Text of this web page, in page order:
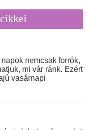
nemcsak forrók,
mi vár ránk. Ezért
vasárnapi